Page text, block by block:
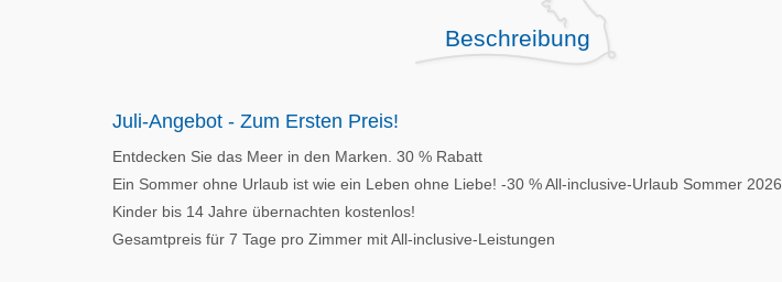
Beschreibung
Juli-Angebot - Zum Ersten Preis!
Entdecken Sie das Meer in den Marken. 30 % Rabatt
Ein Sommer ohne Urlaub ist wie ein Leben ohne Liebe! -30 % All-inclusive-Urlaub Sommer 2026
Kinder bis 14 Jahre übernachten kostenlos!
Gesamtpreis für 7 Tage pro Zimmer mit All-inclusive-Leistungen